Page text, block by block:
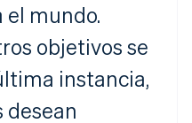
mundo.
objetivos se
instancia,
desean